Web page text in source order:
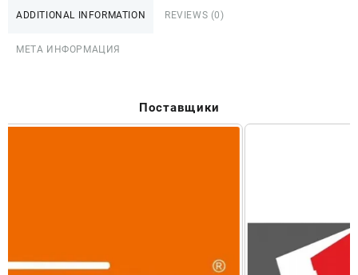
ADDITIONAL INFORMATION REVIEWS (0)
МЕТА ИНФОРМАЦИЯ
Поставщики